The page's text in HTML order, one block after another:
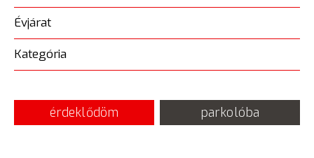
Évjárat
Kategória
érdeklődöm parkolóba